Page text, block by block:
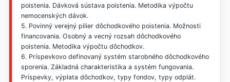
poistenia. Dávková sústava poistenia. Metodika výpočtu
nemocenských dávok.
5. Povinný verejný pilier dôchodkového poistenia. Možnosti
financovania. Osobný a vecný rozsah dôchodkového
poistenia. Metodika výpočtu dôchodkov.
6. Príspevkovo definovaný systém starobného dôchodkového
sporenia. Základná charakteristika a systém fungovania.
Príspevky, výplata dôchodkov, typy fondov, typy odplát.